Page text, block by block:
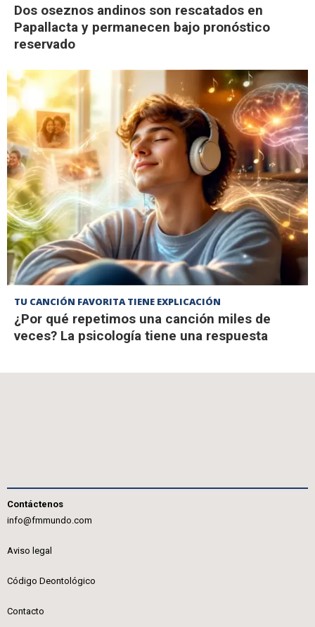
Dos oseznos andinos son rescatados en
Papallacta y permanecen bajo pronóstico
reservado
TU CANCIÓN FAVORITA TIENE EXPLICACIÓN
¿Por qué repetimos una canción miles de
veces? La psicología tiene una respuesta
Contáctenos
info@fmmundo.com
Aviso legal
Código Deontológico
Contacto